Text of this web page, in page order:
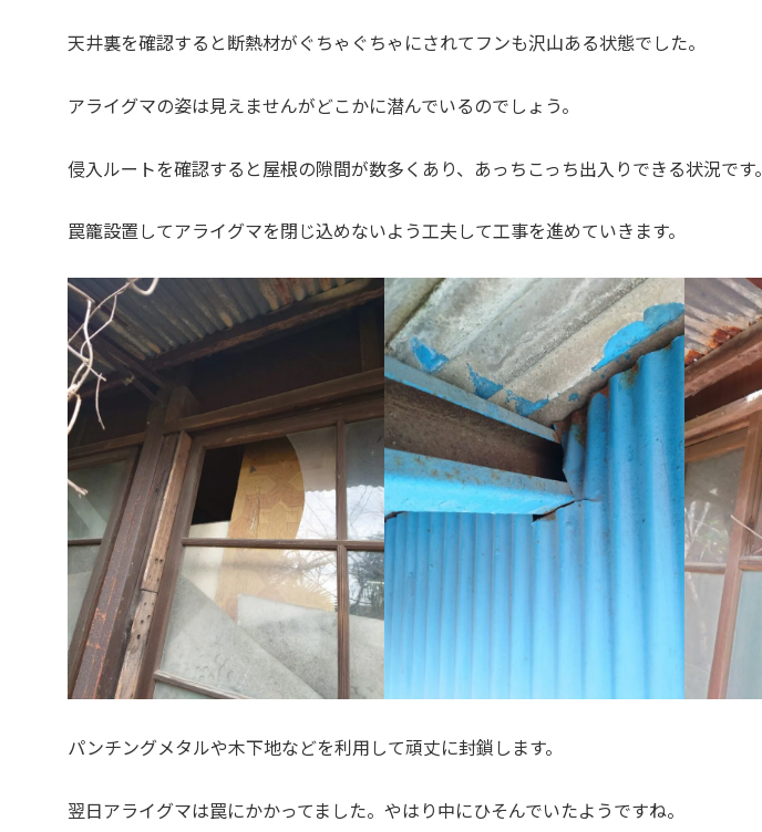
天井裏を確認すると断熱材がぐちゃぐちゃにされてフンも沢山ある状態でした。
アライグマの姿は見えませんがどこかに潜んでいるのでしょう。
侵入ルートを確認すると屋根の隙間が数多くあり、あっちこっち出入りできる状況です。
罠籠設置してアライグマを閉じ込めないよう工夫して工事を進めていきます。
パンチングメタルや木下地などを利用して頑丈に封鎖します。
翌日アライグマは罠にかかってました。やはり中にひそんでいたようですね。